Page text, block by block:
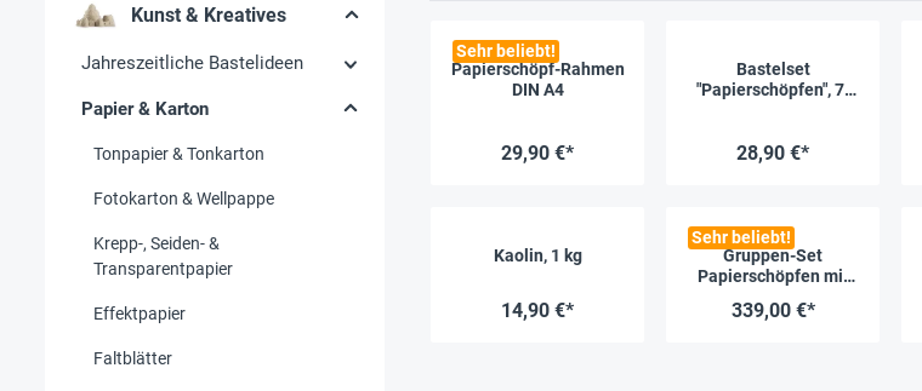
Kunst & Kreatives
Jahreszeitliche Bastelideen
Papier & Karton
Tonpapier & Tonkarton
Fotokarton & Wellpappe
Krepp-, Seiden- &
Transparentpapier
Effektpapier
Faltblätter
Sehr beliebt!
Papierschöpf-Rahmen
DIN A4
29,90 €*
Bastelset
"Papierschöpfen", 7-
28,90 €*
Kaolin, 1 kg
14,90 €*
Sehr beliebt!
Gruppen-Set
Papierschöpfen mit
35-tlg.
339,00 €*